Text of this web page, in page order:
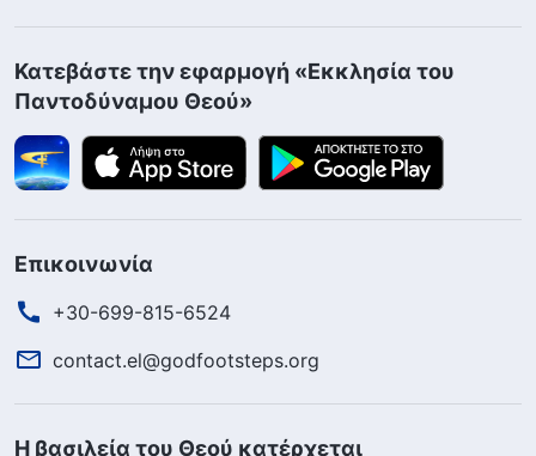
Κατεβάστε την εφαρμογή «Εκκλησία του
Παντοδύναμου Θεού»
Επικοινωνία
+30-699-815-6524
contact.el@godfootsteps.org
Η βασιλεία του Θεού κατέρχεται